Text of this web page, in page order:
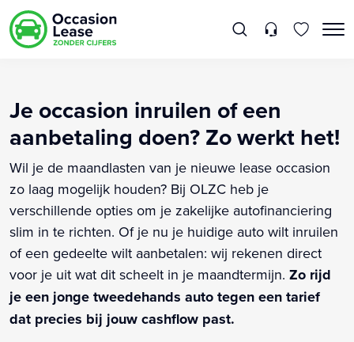
Je occasion inruilen of een
aanbetaling doen? Zo werkt het!
Wil je de maandlasten van je nieuwe lease occasion
zo laag mogelijk houden? Bij OLZC heb je
verschillende opties om je zakelijke autofinanciering
slim in te richten. Of je nu je huidige auto wilt inruilen
of een gedeelte wilt aanbetalen: wij rekenen direct
voor je uit wat dit scheelt in je maandtermijn. Zo rijd
je een jonge tweedehands auto tegen een tarief
dat precies bij jouw cashflow past.